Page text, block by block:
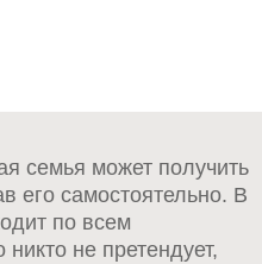
семья может получить
его самостоятельно. В
по всем
не претендует,